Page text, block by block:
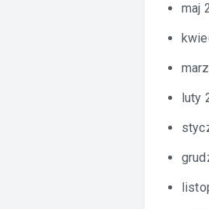
maj
luty